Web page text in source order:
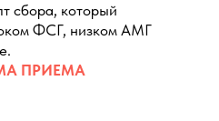
сбора, который
ФСГ, низком АМГ
ПРИЕМА